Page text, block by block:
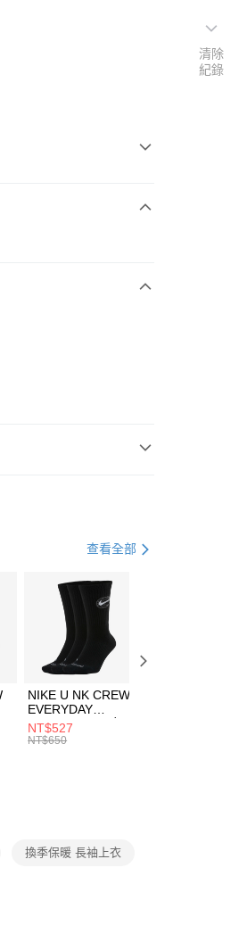
將跳轉至「AFTEE先享後
即可完成結帳。
。
中的連結，可透過四大超商
視為交易完成。
但若您需要取消訂單，請聯
視為有效，需透過AFTEE
並將交易相關給付款項請
：
費
費
費
查看全部
NIKE U NK CREW
EVERYDAY
BBALL 3PR 男女
長統襪
NT$527
NT$650
換季保暖 長袖上衣
清除
紀錄